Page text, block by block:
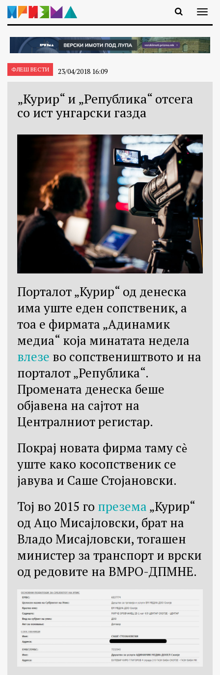
ФЛЕШ ВЕСТИ 23/04/2018 16:09
„Курир“ и „Република“ отсега
со ист унгарски газда
Порталот „Курир“ од денеска
има уште еден сопственик, а
тоа е фирмата „Адинамик
медиа“ која минатата недела
влезе во сопствеништвото и на
порталот „Република“.
Промената денеска беше
објавена на сајтот на
Централниот регистар.
Покрај новата фирма таму сѐ
уште како косопственик се
јавува и Саше Стојановски.
Тој во 2015 го презема „Курир“
од Ацо Мисајловски, брат на
Владо Мисајловски, тогашен
министер за транспорт и врски
од редовите на ВМРО-ДПМНЕ.